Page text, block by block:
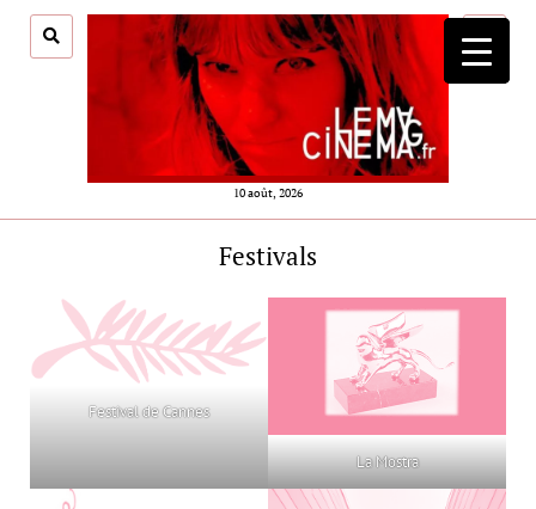
10 août, 2026
ouvrir
menu
Festivals
Festival de Cannes
La Mostra